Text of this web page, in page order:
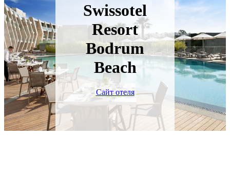
Swissotel
Resort
Bodrum
Beach
Сайт отеля